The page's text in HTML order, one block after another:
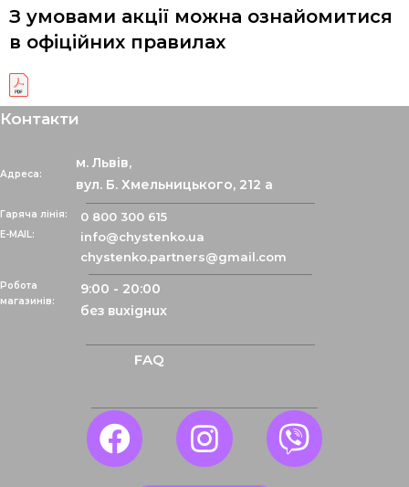
З умовами акції можна ознайомитися
в офіційних правилах
Контакти
Адреса:
м. Львів,
вул. Б. Хмельницького, 212 а
Гаряча лінія: 0 800 300 615
info@chystenko.ua
chystenko.partners@gmail.com
Робота
магазинів:
9:00 - 20:00
без вихідних
FAQ